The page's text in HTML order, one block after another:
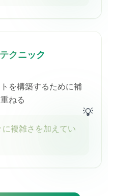
クニック
を構築するために補
ねる
💡
複雑さを加えてい